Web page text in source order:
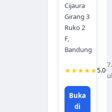
Cijaura
Girang 3
Ruko 2
F,
Bandung
★★★★★5.0·
Buka
di